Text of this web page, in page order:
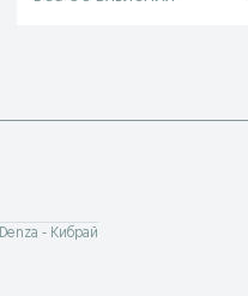
Denza - Кибрай